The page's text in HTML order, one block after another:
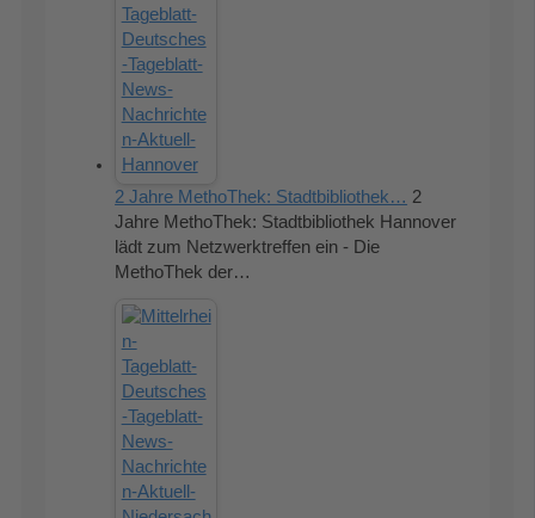
2 Jahre MethoThek: Stadtbibliothek… 2
Jahre MethoThek: Stadtbibliothek Hannover
lädt zum Netzwerktreffen ein - Die
MethoThek der…